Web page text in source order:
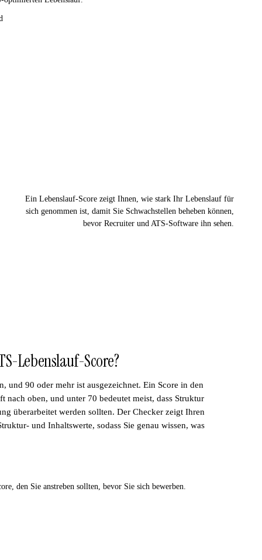
Ein Lebenslauf-Score zeigt Ihnen, wie stark Ihr Lebenslauf für
sich genommen ist, damit Sie Schwachstellen beheben können,
bevor Recruiter und ATS-Software ihn sehen.
Lebenslauf-Score?
und 90 oder mehr ist ausgezeichnet. Ein Score in den
nach oben, und unter 70 bedeutet meist, dass Struktur
überarbeitet werden sollten. Der Checker zeigt Ihren
und Inhaltswerte, sodass Sie genau wissen, was
den Sie anstreben sollten, bevor Sie sich bewerben.